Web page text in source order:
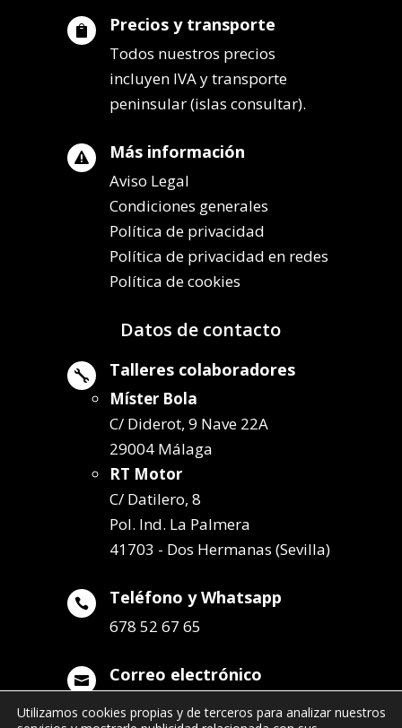
 Precios y transporte
Todos nuestros precios
incluyen IVA y transporte
peninsular (islas consultar).
 Más información
Aviso Legal
Condiciones generales
Política de privacidad
Política de privacidad en redes
Política de cookies
Datos de contacto
 Talleres colaboradores
Míster Bola
C/ Diderot, 9 Nave 22A
29004 Málaga
RT Motor
C/ Datilero, 8
Pol. Ind. La Palmera
41703 - Dos Hermanas (Sevilla)
 Teléfono y Whatsapp
678 52 67 65
 Correo electrónico
info@remolqueszabala.com
Utilizamos cookies propias y de terceros para analizar nuestros